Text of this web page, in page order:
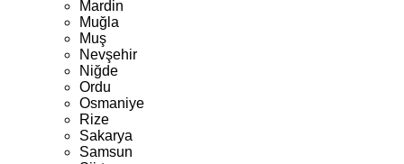
Mardin
Muğla
Muş
Nevşehir
Niğde
Ordu
Osmaniye
Rize
Sakarya
Samsun